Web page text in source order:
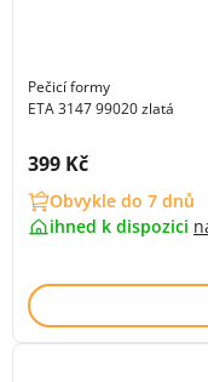
Pečicí formy
ETA 3147 99020 zlatá
Cena s DPH:
399 Kč
Obvykle do 7 dnů
ihned k dispozici